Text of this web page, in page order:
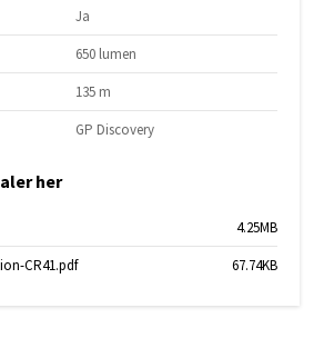
Ja
650 lumen
135 m
GP Discovery
her
4.25MB
CR41.pdf
67.74KB